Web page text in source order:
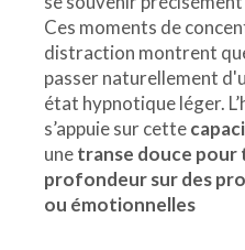
Ces moments de
distraction montrent
passer naturellement
état hypnotique léger.
s’appuie sur cette
unetranse douce pour
profondeur sur des
ou émotionnelles